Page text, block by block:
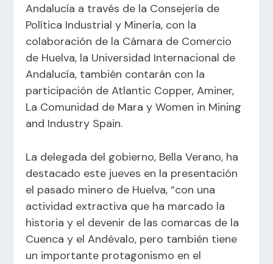
Andalucía a través de la Consejería de
Política Industrial y Minería, con la
colaboración de la Cámara de Comercio
de Huelva, la Universidad Internacional de
Andalucía, también contarán con la
participación de Atlantic Copper, Aminer,
La Comunidad de Mara y Women in Mining
and Industry Spain.
La delegada del gobierno, Bella Verano, ha
destacado este jueves en la presentación
el pasado minero de Huelva, “con una
actividad extractiva que ha marcado la
historia y el devenir de las comarcas de la
Cuenca y el Andévalo, pero también tiene
un importante protagonismo en el